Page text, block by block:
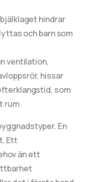
bjälklaget hindrar
och barn som
ventilation,
hissar
som
rum
En
Ett
än ett